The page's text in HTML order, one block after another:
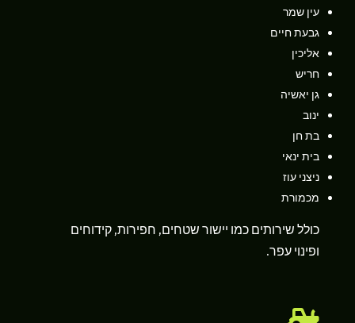
עין שמר
גבעת חיים
אליכין
חריש
גן יאשיה
ינוב
בת חן
בית ינאי
ניצני עוז
מכמורת
כולל שירותים כמו יישור שטחים, חפירות, קידוחים
ופינוי עפר.